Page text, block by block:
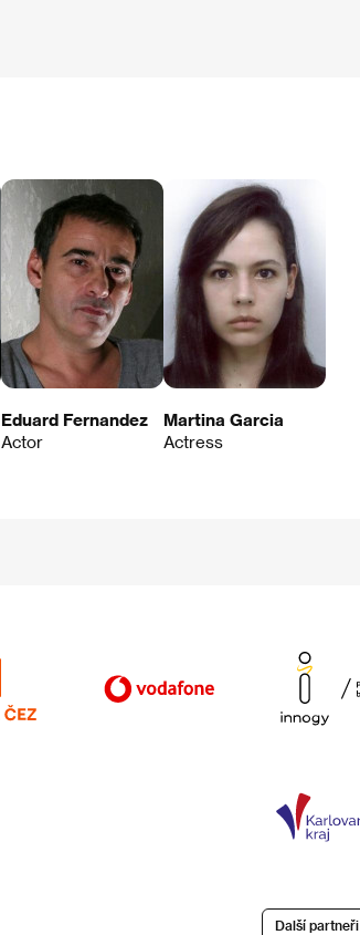
Eduard Fernandez
Actor
Martina Garcia
Actress
Další partneři